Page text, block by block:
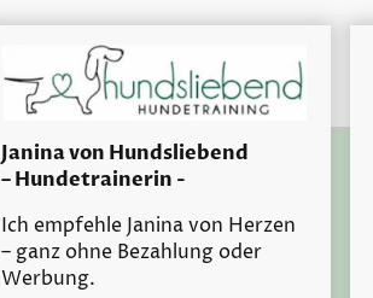
Janina von Hundsliebend
– Hundetrainerin -
Ich empfehle Janina von Herzen
– ganz ohne Bezahlung oder
Werbung.